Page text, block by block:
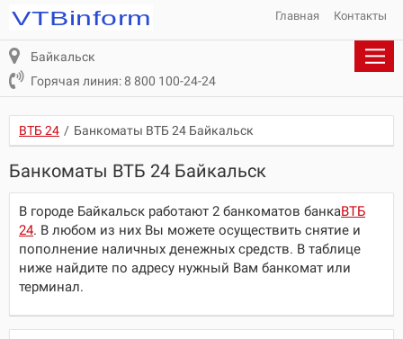
Главная Контакты
Байкальск
Горячая линия: 8 800 100-24-24
ВТБ 24 / Банкоматы ВТБ 24 Байкальск
Банкоматы ВТБ 24 Байкальск
В городе Байкальск работают 2 банкоматов банкаВТБ
24. В любом из них Вы можете осуществить снятие и
пополнение наличных денежных средств. В таблице
ниже найдите по адресу нужный Вам банкомат или
терминал.